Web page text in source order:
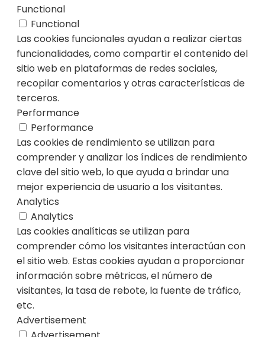
Functional
Functional
Las cookies funcionales ayudan a realizar ciertas
funcionalidades, como compartir el contenido del
sitio web en plataformas de redes sociales,
recopilar comentarios y otras características de
terceros.
Performance
Performance
Las cookies de rendimiento se utilizan para
comprender y analizar los índices de rendimiento
clave del sitio web, lo que ayuda a brindar una
mejor experiencia de usuario a los visitantes.
Analytics
Analytics
Las cookies analíticas se utilizan para
comprender cómo los visitantes interactúan con
el sitio web. Estas cookies ayudan a proporcionar
información sobre métricas, el número de
visitantes, la tasa de rebote, la fuente de tráfico,
etc.
Advertisement